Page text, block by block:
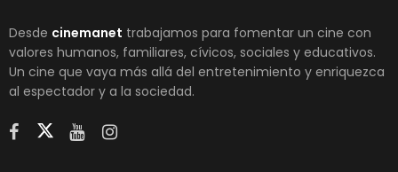
Desde cinemanet trabajamos para fomentar un cine con
valores humanos, familiares, cívicos, sociales y educativos.
Un cine que vaya más allá del entretenimiento y enriquezca
al espectador y a la sociedad.